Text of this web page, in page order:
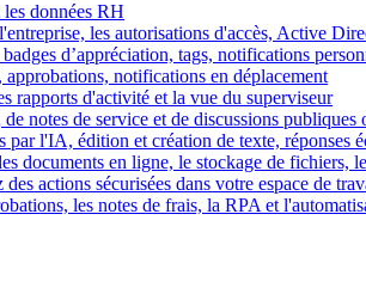
données RH
les autorisations d'accès, Active
d’appréciation, tags, notifications
notifications en déplacement
rapports d'activité et la vue du superviseur
notes de service et de discussions publiques
par l'IA, édition et création de texte, réponses
documents en ligne, le stockage de fichiers,
actions sécurisées dans votre espace de
les notes de frais, la RPA et